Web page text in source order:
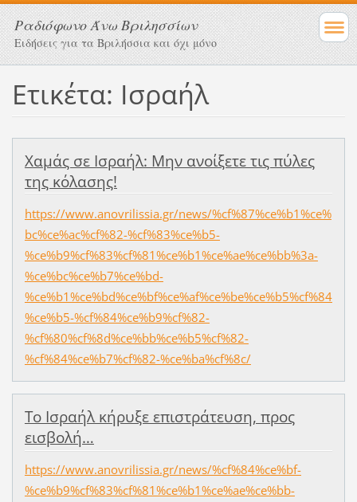
Ραδιόφωνο Άνω Βριλησσίων
Ειδήσεις για τα Βριλήσσια και όχι μόνο
Ετικέτα: Ισραήλ
Χαμάς σε Ισραήλ: Μην ανοίξετε τις πύλες
της κόλασης!
https://www.anovrilissia.gr/news/%cf%87%ce%b1%ce%
bc%ce%ac%cf%82-%cf%83%ce%b5-
%ce%b9%cf%83%cf%81%ce%b1%ce%ae%ce%bb%3a-
%ce%bc%ce%b7%ce%bd-
%ce%b1%ce%bd%ce%bf%ce%af%ce%be%ce%b5%cf%84
%ce%b5-%cf%84%ce%b9%cf%82-
%cf%80%cf%8d%ce%bb%ce%b5%cf%82-
%cf%84%ce%b7%cf%82-%ce%ba%cf%8c/
Το Ισραήλ κήρυξε επιστράτευση, προς
εισβολή…
https://www.anovrilissia.gr/news/%cf%84%ce%bf-
%ce%b9%cf%83%cf%81%ce%b1%ce%ae%ce%bb-